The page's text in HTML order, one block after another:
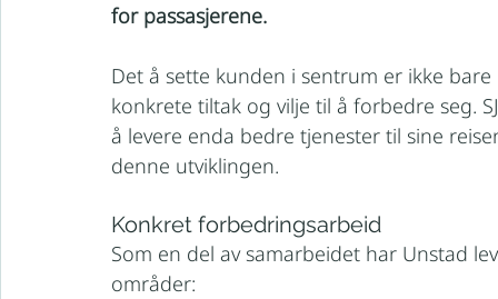
for passasjerene.
Det å sette kunden i sentrum er ikke
konkrete tiltak og vilje til å forbedre seg.
å levere enda bedre tjenester til sine
denne utviklingen.
Konkret forbedringsarbeid
Som en del av samarbeidet har Unstad
områder: